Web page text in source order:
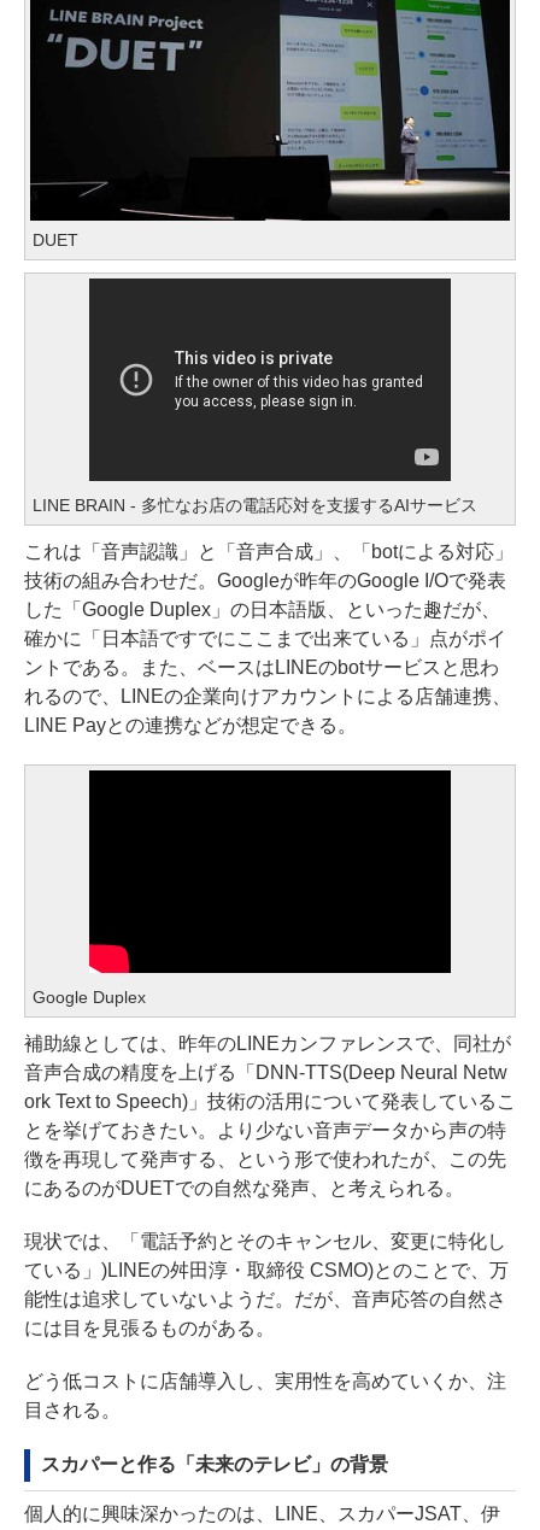
DUET
LINE BRAIN - 多忙なお店の電話応対を支援するAIサービス
これは「音声認識」と「音声合成」、「botによる対応」
技術の組み合わせだ。Googleが昨年のGoogle I/Oで発表
した「 Google Duplex」の日本語版、といった趣だが、
確かに「日本語ですでにここまで出来ている」点がポイ
ントである。また、ベースはLINEのbotサービスと思わ
れるので、LINEの企業向けアカウントによる店舗連携、
LINE Payとの連携などが想定できる。
Google Duplex
補助線としては、昨年のLINEカンファレンスで、同社が
音声合成の精度を上げる「DNN-TTS(Deep Neural Netw
ork Text to Speech)」技術の活用について発表しているこ
とを挙げておきたい。より少ない音声データから声の特
徴を再現して発声する、という形で使われたが、この先
にあるのがDUETでの自然な発声、と考えられる。
現状では、「電話予約とそのキャンセル、変更に特化し
ている」)LINEの舛田淳・取締役 CSMO)とのことで、万
能性は追求していないようだ。だが、音声応答の自然さ
には目を見張るものがある。
どう低コストに店舗導入し、実用性を高めていくか、注
目される。
スカパーと作る「未来のテレビ」の背景
個人的に興味深かったのは、LINE、スカパーJSAT、伊